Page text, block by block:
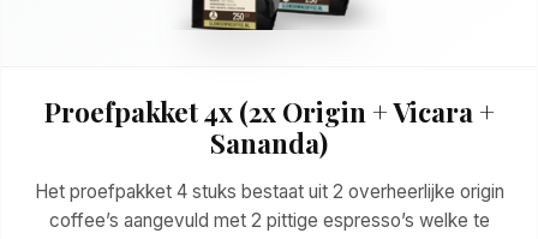
Proefpakket 4x (2x Origin + Vicara +
Sananda)
Het proefpakket 4 stuks bestaat uit 2 overheerlijke origin
coffee’s aangevuld met 2 pittige espresso’s welke te